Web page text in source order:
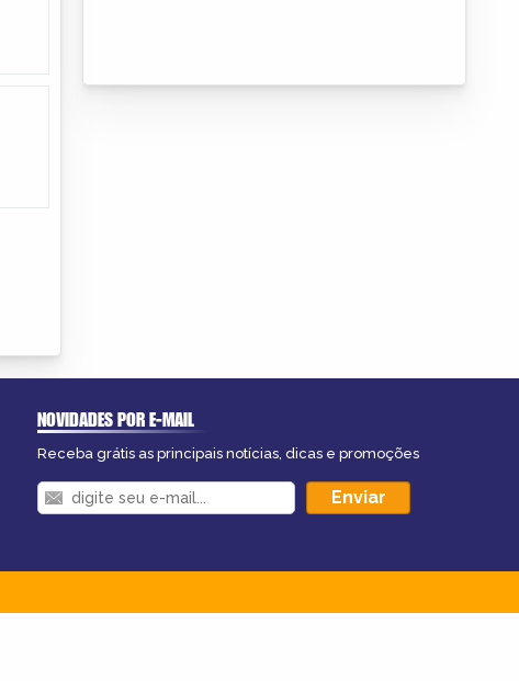
NOVIDADES POR E-MAIL
Receba grátis as principais notícias, dicas e promoções